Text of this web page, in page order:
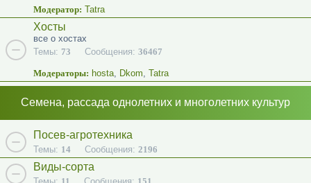
Модератор: Tatra
Хосты
все о хостах
Темы: 73 Сообщения: 36467
Модераторы: hosta, Dkom, Tatra
Семена, рассада однолетних и многолетних культур
Посев-агротехника
Темы: 14 Сообщения: 2196
Виды-сорта